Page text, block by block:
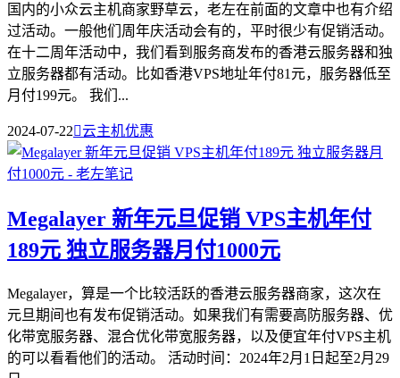
国内的小众云主机商家野草云，老左在前面的文章中也有介绍
过活动。一般他们周年庆活动会有的，平时很少有促销活动。
在十二周年活动中，我们看到服务商发布的香港云服务器和独
立服务器都有活动。比如香港VPS地址年付81元，服务器低至
月付199元。 我们...
2024-07-22云主机优惠
Megalayer 新年元旦促销 VPS主机年付
189元 独立服务器月付1000元
Megalayer，算是一个比较活跃的香港云服务器商家，这次在
元旦期间也有发布促销活动。如果我们有需要高防服务器、优
化带宽服务器、混合优化带宽服务器，以及便宜年付VPS主机
的可以看看他们的活动。 活动时间：2024年2月1日起至2月29